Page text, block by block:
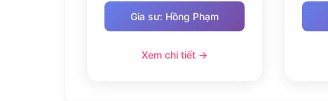
Gia sư: Hồng Phạm
Xem chi tiết →